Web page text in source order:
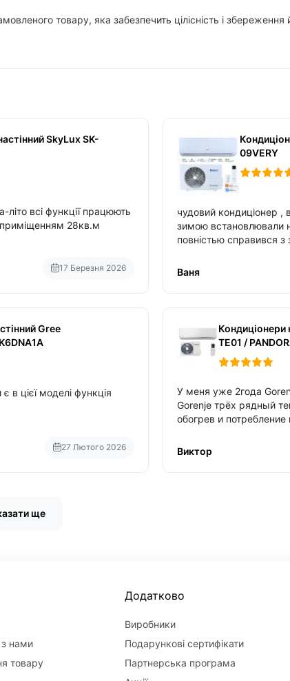
товару, яка забезпечить цілісність і збереження
SkyLux SK-
всі функції працюють
з приміщенням 28кв.м
17 Березня 2026
09VERY
чудовий кондиціонер
зимою встановлювали
повністью справився з
температури
Ваня
Gree
в цієї моделі функція
27 Лютого 2026
Кондиціонери
TE01 /
У меня уже 2года
Gorenje трёх рядный
обогрев и
малолитражка с
Виктор
ще
з нами
товару
Додатково
Виробники
Подарункові сертифікати
Партнерська програма